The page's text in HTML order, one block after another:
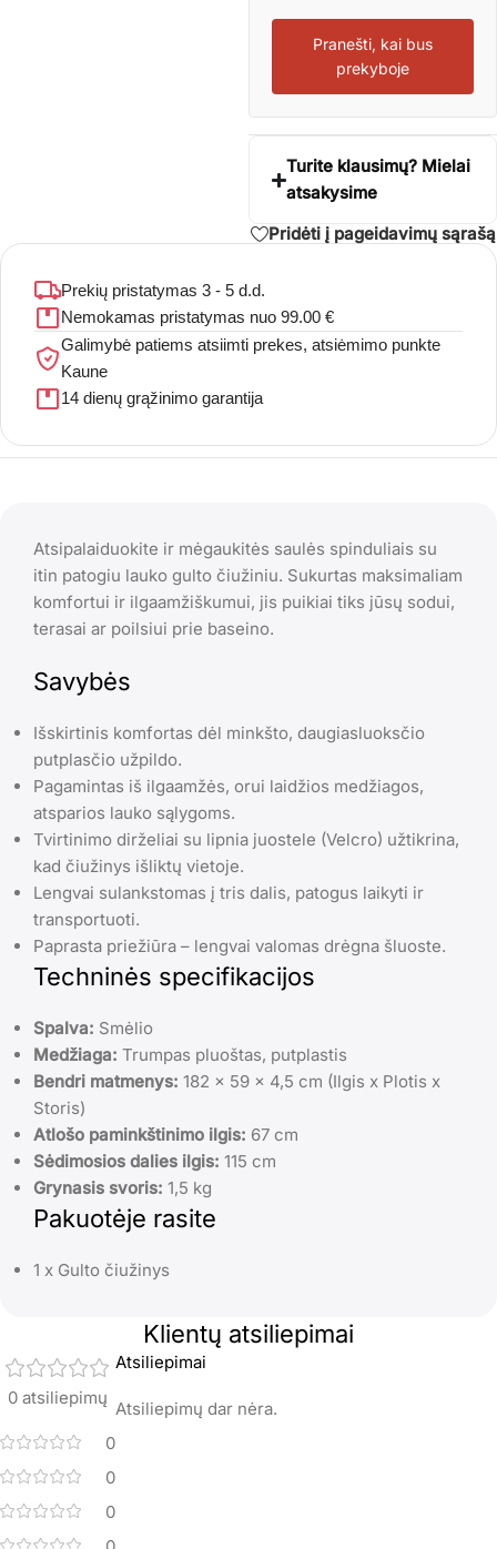
Pranešti, kai bus
prekyboje
Turite klausimų? Mielai
atsakysime
Pridėti į pageidavimų sąrašą
Prekių pristatymas 3 - 5 d.d.
Nemokamas pristatymas nuo 99.00 €
Galimybė patiems atsiimti prekes, atsiėmimo punkte
Kaune
14 dienų grąžinimo garantija
Atsipalaiduokite ir mėgaukitės saulės spinduliais su
itin patogiu lauko gulto čiužiniu. Sukurtas maksimaliam
komfortui ir ilgaamžiškumui, jis puikiai tiks jūsų sodui,
terasai ar poilsiui prie baseino.
Savybės
Išskirtinis komfortas dėl minkšto, daugiasluoksčio
putplasčio užpildo.
Pagamintas iš ilgaamžės, orui laidžios medžiagos,
atsparios lauko sąlygoms.
Tvirtinimo dirželiai su lipnia juostele (Velcro) užtikrina,
kad čiužinys išliktų vietoje.
Lengvai sulankstomas į tris dalis, patogus laikyti ir
transportuoti.
Paprasta priežiūra – lengvai valomas drėgna šluoste.
Techninės specifikacijos
Spalva: Smėlio
Medžiaga: Trumpas pluoštas, putplastis
Bendri matmenys: 182 x 59 x 4,5 cm (Ilgis x Plotis x
Storis)
Atlošo paminkštinimo ilgis: 67 cm
Sėdimosios dalies ilgis: 115 cm
Grynasis svoris: 1,5 kg
Pakuotėje rasite
1 x Gulto čiužinys
Klientų atsiliepimai
0 atsiliepimų
0
0
0
Atsiliepimai
Atsiliepimų dar nėra.